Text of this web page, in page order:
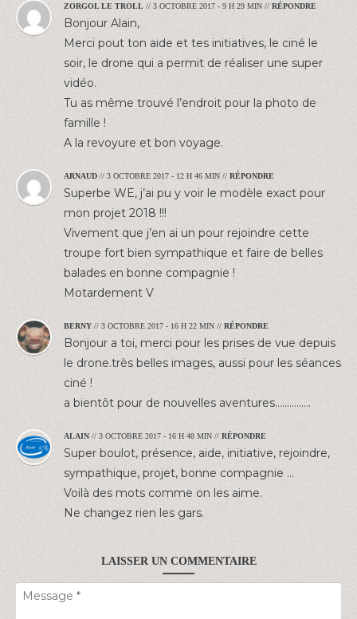
ZORGOL LE TROLL // 3 OCTOBRE 2017 - 9 H 29 MIN // RÉPONDRE
Bonjour Alain,
Merci pout ton aide et tes initiatives, le ciné le
soir, le drone qui a permit de réaliser une super
vidéo.
Tu as même trouvé l’endroit pour la photo de
famille !
A la revoyure et bon voyage.
ARNAUD // 3 OCTOBRE 2017 - 12 H 46 MIN // RÉPONDRE
Superbe WE, j’ai pu y voir le modèle exact pour
mon projet 2018 !!!
Vivement que j’en ai un pour rejoindre cette
troupe fort bien sympathique et faire de belles
balades en bonne compagnie !
Motardement V
BERNY // 3 OCTOBRE 2017 - 16 H 22 MIN // RÉPONDRE
Bonjour a toi, merci pour les prises de vue depuis
le drone.très belles images, aussi pour les séances
ciné !
a bientôt pour de nouvelles aventures……………
ALAIN // 3 OCTOBRE 2017 - 16 H 48 MIN // RÉPONDRE
Super boulot, présence, aide, initiative, rejoindre,
sympathique, projet, bonne compagnie …
Voilà des mots comme on les aime.
Ne changez rien les gars.
LAISSER UN COMMENTAIRE